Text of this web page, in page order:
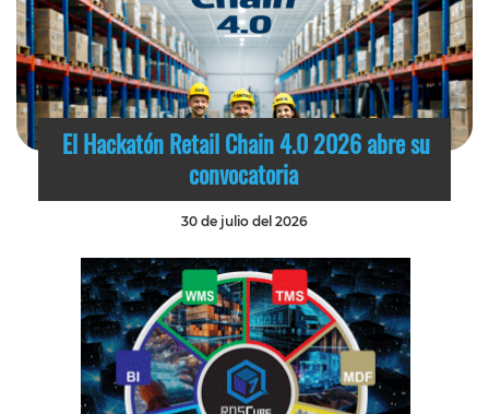
El Hackatón Retail Chain 4.0 2026 abre su
convocatoria
30 de julio del 2026